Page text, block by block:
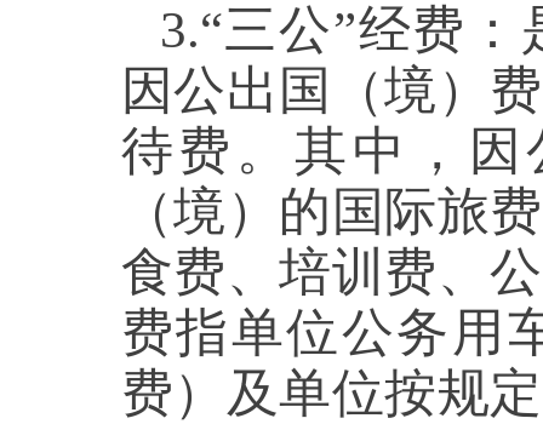
3.“三公”经费
因公出国（境）
待费。其中，
（境）的国际旅
食费、培训费、
费指单位公务用
费）及单位按规